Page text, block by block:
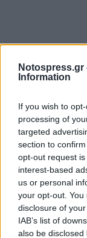
Notospress.gr
Information
If you wish to
processing of
targeted
section to
opt-out request
interest-based
us or personal
your opt-out.
disclosure of
IAB’s list of
also be
και
ΤΑΞΙ με τις